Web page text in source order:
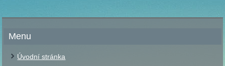
Menu
Úvodní stránka